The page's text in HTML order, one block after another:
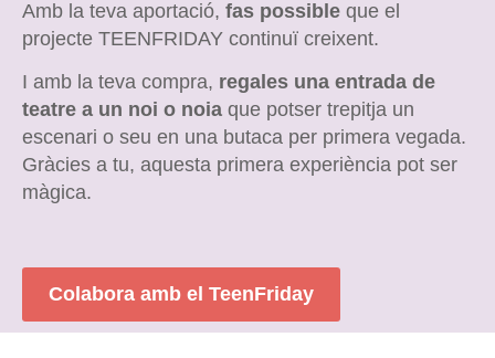
Amb la teva aportació, fas possible que el
projecte TEENFRIDAY continuï creixent.
I amb la teva compra, regales una entrada de
teatre a un noi o noia que potser trepitja un
escenari o seu en una butaca per primera vegada.
Gràcies a tu, aquesta primera experiència pot ser
màgica.
Colabora amb el TeenFriday